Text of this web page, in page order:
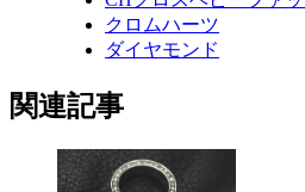
クロムハーツ
ダイヤモンド
関連記事